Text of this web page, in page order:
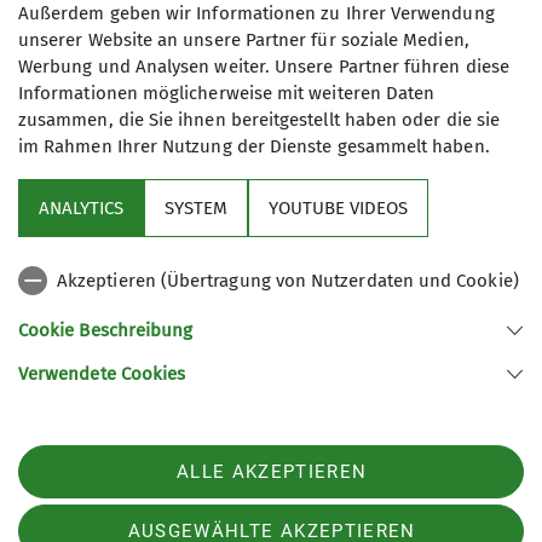
Service
Gruppen
82323 Tutzing
Telefon +4981588119
Außerdem geben wir Informationen zu Ihrer Verwendung
unserer Website an unsere Partner für soziale Medien,
Werbung und Analysen weiter. Unsere Partner führen diese
Informationen möglicherweise mit weiteren Daten
zusammen, die Sie ihnen bereitgestellt haben oder die sie
im Rahmen Ihrer Nutzung der Dienste gesammelt haben.
ANALYTICS SYSTEM YOUTUBE VIDEOS
Akzeptieren (Übertragung von Nutzerdaten und Cookie)
Cookie Beschreibung
Verwendete Cookies
ALLE AKZEPTIEREN
AUSGEWÄHLTE AKZEPTIEREN